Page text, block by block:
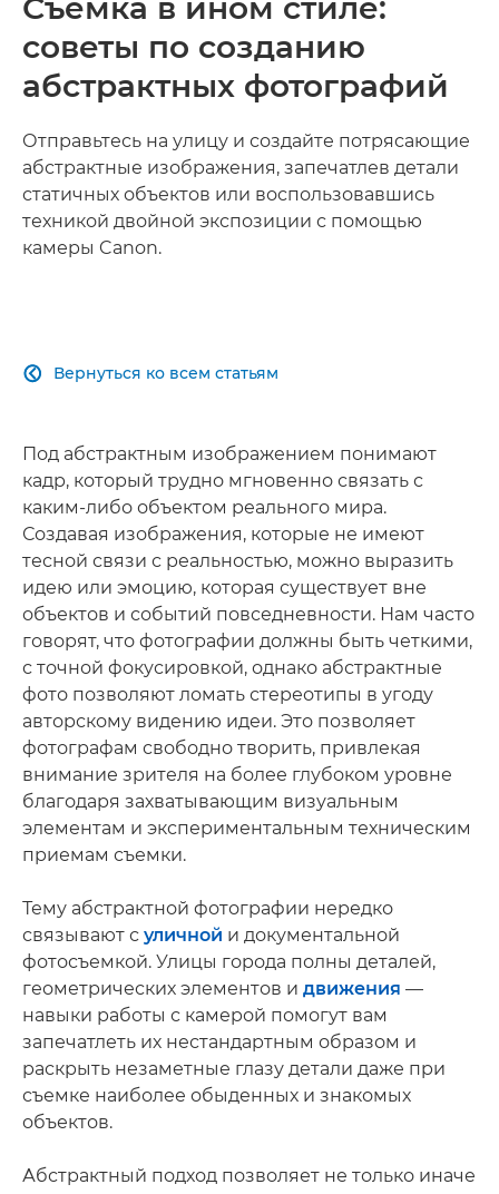
Съемка в ином стиле:
советы по созданию
абстрактных фотографий
Отправьтесь на улицу и создайте потрясающие
абстрактные изображения, запечатлев детали
статичных объектов или воспользовавшись
техникой двойной экспозиции с помощью
камеры Canon.
Вернуться ко всем статьям

Под абстрактным изображением понимают
кадр, который трудно мгновенно связать с
каким-либо объектом реального мира.
Создавая изображения, которые не имеют
тесной связи с реальностью, можно выразить
идею или эмоцию, которая существует вне
объектов и событий повседневности. Нам часто
говорят, что фотографии должны быть четкими,
с точной фокусировкой, однако абстрактные
фото позволяют ломать стереотипы в угоду
авторскому видению идеи. Это позволяет
фотографам свободно творить, привлекая
внимание зрителя на более глубоком уровне
благодаря захватывающим визуальным
элементам и экспериментальным техническим
приемам съемки.
Тему абстрактной фотографии нередко
связывают с уличной и документальной
фотосъемкой. Улицы города полны деталей,
геометрических элементов и движения —
навыки работы с камерой помогут вам
запечатлеть их нестандартным образом и
раскрыть незаметные глазу детали даже при
съемке наиболее обыденных и знакомых
объектов.
Абстрактный подход позволяет не только иначе